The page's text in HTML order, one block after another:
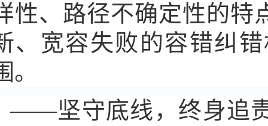
性、路径不确定性的特
、宽容失败的容错纠
。
——坚守底线，终身追